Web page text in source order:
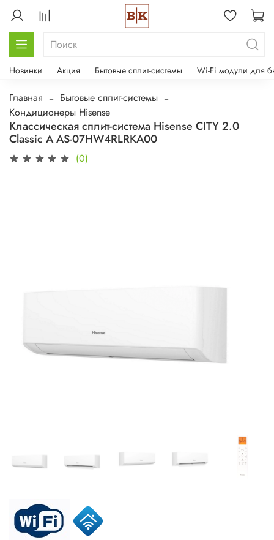
Новинки Акция Бытовые сплит-системы Wi-Fi модули для
Главная
Бытовые сплит-системы
Кондиционеры Hisense
Классическая cплит-система Hisense CITY 2.0
Classic A AS-07HW4RLRKA00
(0)